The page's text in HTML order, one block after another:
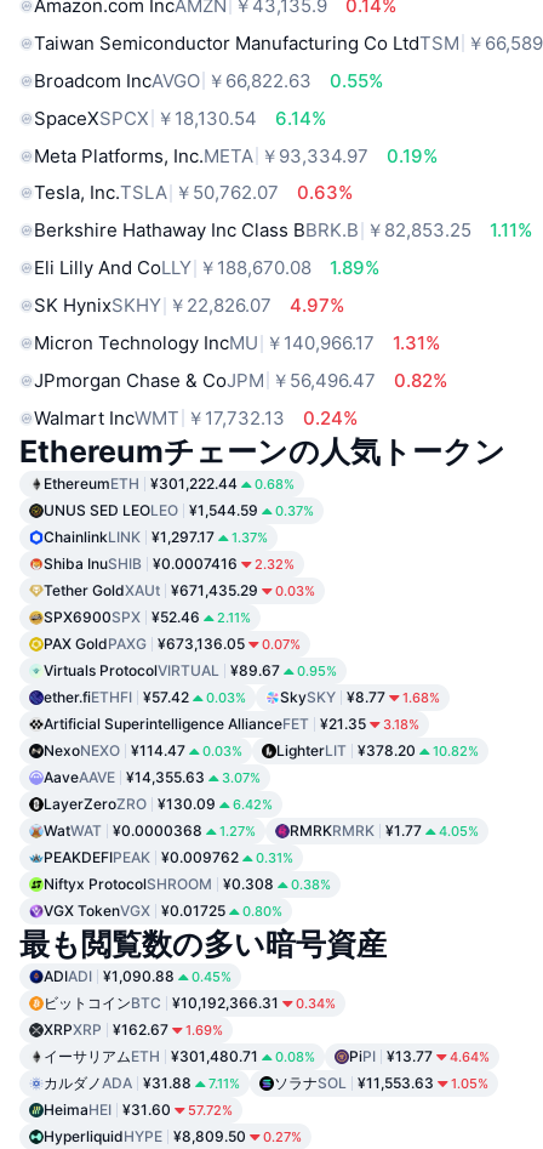
Amazon.com IncAMZN ￥43,135.9
0.14%
Taiwan Semiconductor Manufacturing Co LtdTSM ￥
Broadcom IncAVGO ￥66,822.63
0.55%
SpaceXSPCX ￥18,130.54
6.14%
Meta Platforms, Inc.META ￥93,334.97
0.19%
Tesla, Inc.TSLA ￥50,762.07
0.63%
Berkshire Hathaway Inc Class BBRK.B ￥82,853.25
1.11%
Eli Lilly And CoLLY ￥188,670.08
1.89%
SK HynixSKHY ￥22,826.07
4.97%
Micron Technology IncMU ￥140,966.17
1.31%
JPmorgan Chase & CoJPM ￥56,496.47
0.82%
Walmart IncWMT ￥17,732.13 0.24%
Ethereumチェーンの人気トークン
EthereumETH ¥301,222.44 0.68%
UNUS SED LEOLEO ¥1,544.59 0.37%
ChainlinkLINK ¥1,297.17 1.37%
Shiba InuSHIB ¥0.0007416 2.32%
Tether GoldXAUt ¥671,435.29 0.03%
SPX6900SPX ¥52.46 2.11%
PAX GoldPAXG ¥673,136.05 0.07%
Virtuals ProtocolVIRTUAL ¥89.67 0.95%
ether.fiETHFI ¥57.42 0.03% SkySKY ¥8.77 1.68%
Artificial Superintelligence AllianceFET ¥21.35 3.18%
NexoNEXO ¥114.47 0.03% LighterLIT ¥378.20 10.82%
AaveAAVE ¥14,355.63 3.07%
LayerZeroZRO ¥130.09 6.42%
WatWAT ¥0.0000368 1.27% RMRKRMRK ¥1.77 4.05%
PEAKDEFIPEAK ¥0.009762 0.31%
Niftyx ProtocolSHROOM ¥0.308 0.38%
VGX TokenVGX ¥0.01725 0.80%
最も閲覧数の多い暗号資産
ADIADI ¥1,090.88 0.45%
ビットコインBTC ¥10,192,366.31 0.34%
XRPXRP ¥162.67 1.69%
イーサリアムETH ¥301,480.71 0.08% PiPI ¥13.77 4.64%
カルダノADA ¥31.88 7.11% ソラナSOL ¥11,553.63 1.05%
HeimaHEI ¥31.60 57.72%
HyperliquidHYPE ¥8,809.50 0.27%